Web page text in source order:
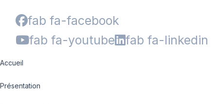
fab fa-facebook
fab fa-youtube
fab fa-linkedin
Accueil
Présentation